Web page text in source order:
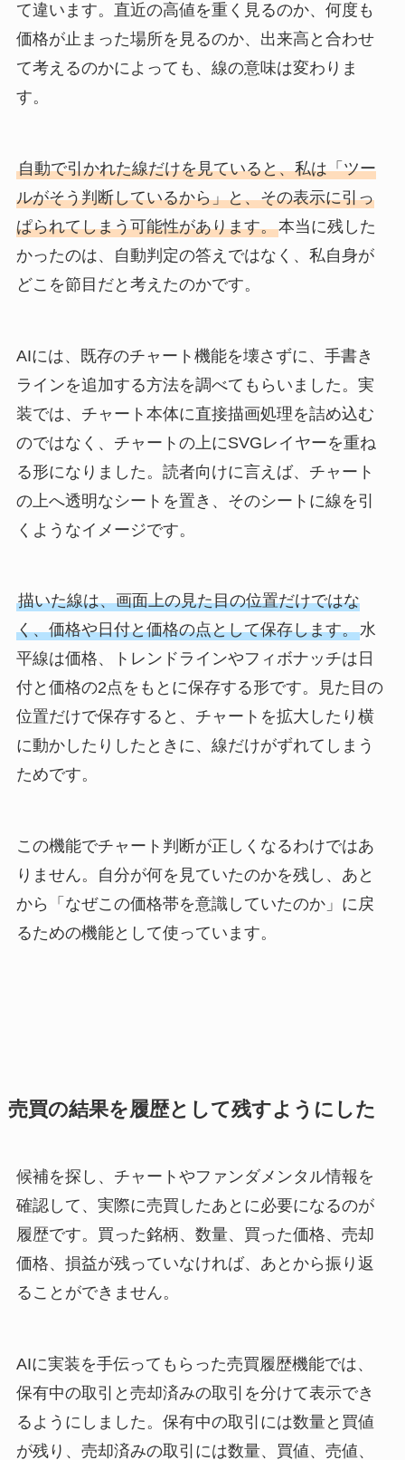
て違います。直近の高値を重く見るのか、何度も
価格が止まった場所を見るのか、出来高と合わせ
て考えるのかによっても、線の意味は変わりま
す。
自動で引かれた線だけを見ていると、私は「ツー
ルがそう判断しているから」と、その表示に引っ
ぱられてしまう可能性があります。本当に残した
かったのは、自動判定の答えではなく、私自身が
どこを節目だと考えたのかです。
AIには、既存のチャート機能を壊さずに、手書き
ラインを追加する方法を調べてもらいました。実
装では、チャート本体に直接描画処理を詰め込む
のではなく、チャートの上にSVGレイヤーを重ね
る形になりました。読者向けに言えば、チャート
の上へ透明なシートを置き、そのシートに線を引
くようなイメージです。
描いた線は、画面上の見た目の位置だけではな
く、価格や日付と価格の点として保存します。水
平線は価格、トレンドラインやフィボナッチは日
付と価格の2点をもとに保存する形です。見た目の
位置だけで保存すると、チャートを拡大したり横
に動かしたりしたときに、線だけがずれてしまう
ためです。
この機能でチャート判断が正しくなるわけではあ
りません。自分が何を見ていたのかを残し、あと
から「なぜこの価格帯を意識していたのか」に戻
るための機能として使っています。
売買の結果を履歴として残すようにした
候補を探し、チャートやファンダメンタル情報を
確認して、実際に売買したあとに必要になるのが
履歴です。買った銘柄、数量、買った価格、売却
価格、損益が残っていなければ、あとから振り返
ることができません。
AIに実装を手伝ってもらった売買履歴機能では、
保有中の取引と売却済みの取引を分けて表示でき
るようにしました。保有中の取引には数量と買値
が残り、売却済みの取引には数量、買値、売値、